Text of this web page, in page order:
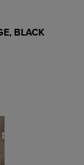
BLACK